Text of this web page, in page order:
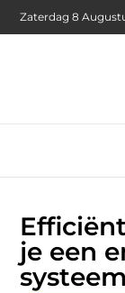
Zaterdag 8
je een